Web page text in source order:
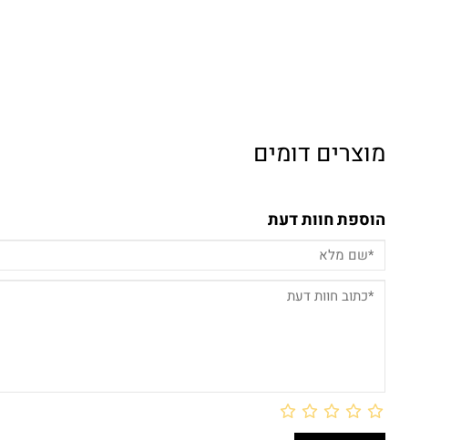
מוצרים דומים
הוספת חוות דעת